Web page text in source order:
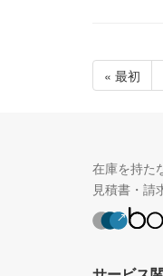
« 最初
在庫を持た
見積書・請